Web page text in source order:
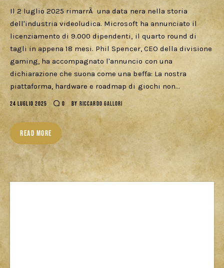
Il 2 luglio 2025 rimarrÃ una data nera nella storia
dell'industria videoludica. Microsoft ha annunciato il
licenziamento di 9.000 dipendenti, il quarto round di
tagli in appena 18 mesi. Phil Spencer, CEO della divisione
gaming, ha accompagnato l'annuncio con una
dichiarazione che suona come una beffa: La nostra
piattaforma, hardware e roadmap di giochi non…
24 LUGLIO 2025 0 BY RICCARDO GALLORI
READ MORE